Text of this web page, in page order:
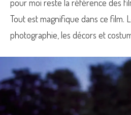
pour moi reste la référence des
Tout est magnifique dans ce film.
photographie, les décors et